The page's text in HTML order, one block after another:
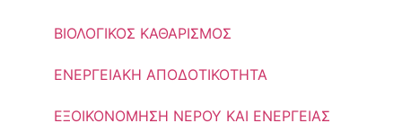
ΒΙΟΛΟΓΙΚΟΣ ΚΑΘΑΡΙΣΜΟΣ
ΕΝΕΡΓΕΙΑΚΗ ΑΠΟΔΟΤΙΚΟΤΗΤΑ
ΕΞΟΙΚΟΝΟΜΗΣΗ ΝΕΡΟΥ ΚΑΙ ΕΝΕΡΓΕΙΑΣ